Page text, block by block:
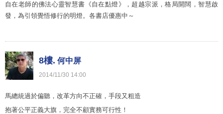
自在老師的佛法心靈智慧書《自在點燈》，超越宗派，格局開闊，智慧啟
發，為引領覺悟修行的明燈。各書店優惠中～
8樓. 何中屏
2014/11/30 14:00
馬總統過於偏聽，改革方向不正確，手段又粗造
抱著公平正義大旗，完全不顧實務可行性！